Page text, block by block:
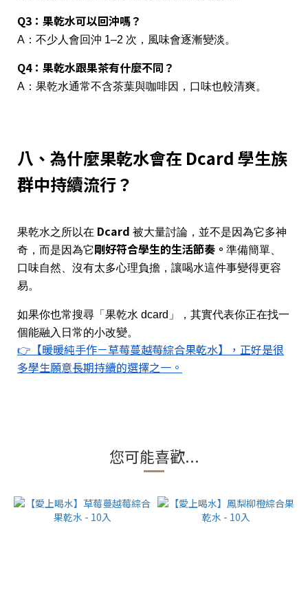
Q3：果乾水可以回沖嗎？
A：不少人會回沖 1–2 次，風味會逐漸變淡。
Q4：果乾水跟果茶有什麼不同？
A：果乾水通常不含茶葉與咖啡因，口味也較清爽。
八、為什麼果乾水會在 Dcard 學生族
群中持續流行？
果乾水之所以在 Dcard 被大量討論，並不是因為它多神
奇，而是因為它剛好符合學生的生活節奏。 準備簡單、
口味自然、沒有太多心理負擔，讓喝水這件事變得更容
易。
如果你也常搜尋「果乾水 dcard」，其實代表你正在找一
個能融入日常的小改變。
👉【暖暖純手作－草莓蔓越莓綜合果乾水】，正好是很
多學生願意長期持續的選擇之一。
您可能喜歡...